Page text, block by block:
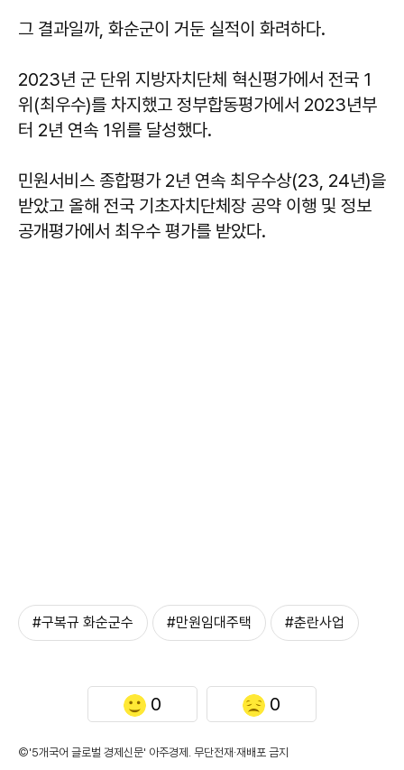
그 결과일까, 화순군이 거둔 실적이 화려하다.
2023년 군 단위 지방자치단체 혁신평가에서 전국 1
위(최우수)를 차지했고 정부합동평가에서 2023년부
터 2년 연속 1위를 달성했다.
민원서비스 종합평가 2년 연속 최우수상(23, 24년)을
받았고 올해 전국 기초자치단체장 공약 이행 및 정보
공개평가에서 최우수 평가를 받았다.
#구복규 화순군수 #만원임대주택 #춘란사업
0 0
©'5개국어 글로벌 경제신문' 아주경제. 무단전재·재배포 금지